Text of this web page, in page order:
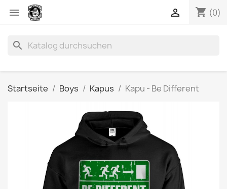
 shopping_cart (0)

search
Startseite Boys Kapus Kapu - Be Different